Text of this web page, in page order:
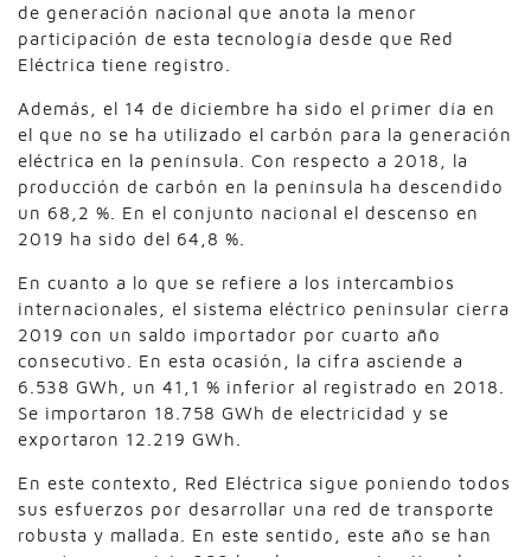
de generación nacional que anota la menor
participación de esta tecnología desde que Red
Eléctrica tiene registro.
Además, el 14 de diciembre ha sido el primer día en
el que no se ha utilizado el carbón para la generación
eléctrica en la península. Con respecto a 2018, la
producción de carbón en la península ha descendido
un 68,2 %. En el conjunto nacional el descenso en
2019 ha sido del 64,8 %.
En cuanto a lo que se refiere a los intercambios
internacionales, el sistema eléctrico peninsular cierra
2019 con un saldo importador por cuarto año
consecutivo. En esta ocasión, la cifra asciende a
6.538 GWh, un 41,1 % inferior al registrado en 2018.
Se importaron 18.758 GWh de electricidad y se
exportaron 12.219 GWh.
En este contexto, Red Eléctrica sigue poniendo todos
sus esfuerzos por desarrollar una red de transporte
robusta y mallada. En este sentido, este año se han